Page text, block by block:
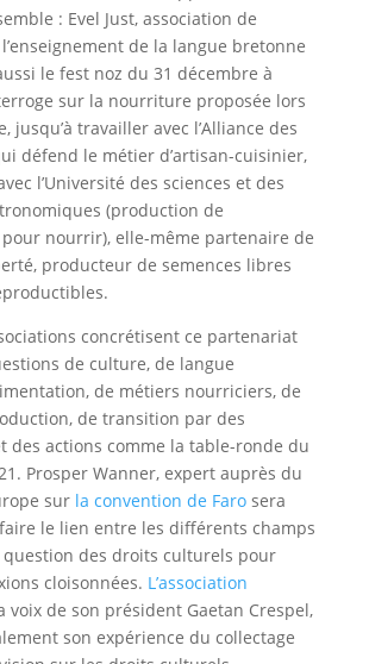
: Evel Just, association de
de la langue bretonne
le fest noz du 31 décembre à
sur la nourriture proposée lors
jusqu’à travailler avec l’Alliance des
défend le métier d’artisan-cuisinier,
l’Université des sciences et des
(production de
nourrir), elle-même partenaire de
producteur de semences libres
concrétisent ce partenariat
de culture, de langue
de métiers nourriciers, de
de transition par des
des actions comme la table-ronde du
Prosper Wanner, expert auprès du
sur la convention de Farosera
le lien entre les différents champs
des droits culturels pour
cloisonnées. L’association
voix de son président Gaetan Crespel,
son expérience du collectage